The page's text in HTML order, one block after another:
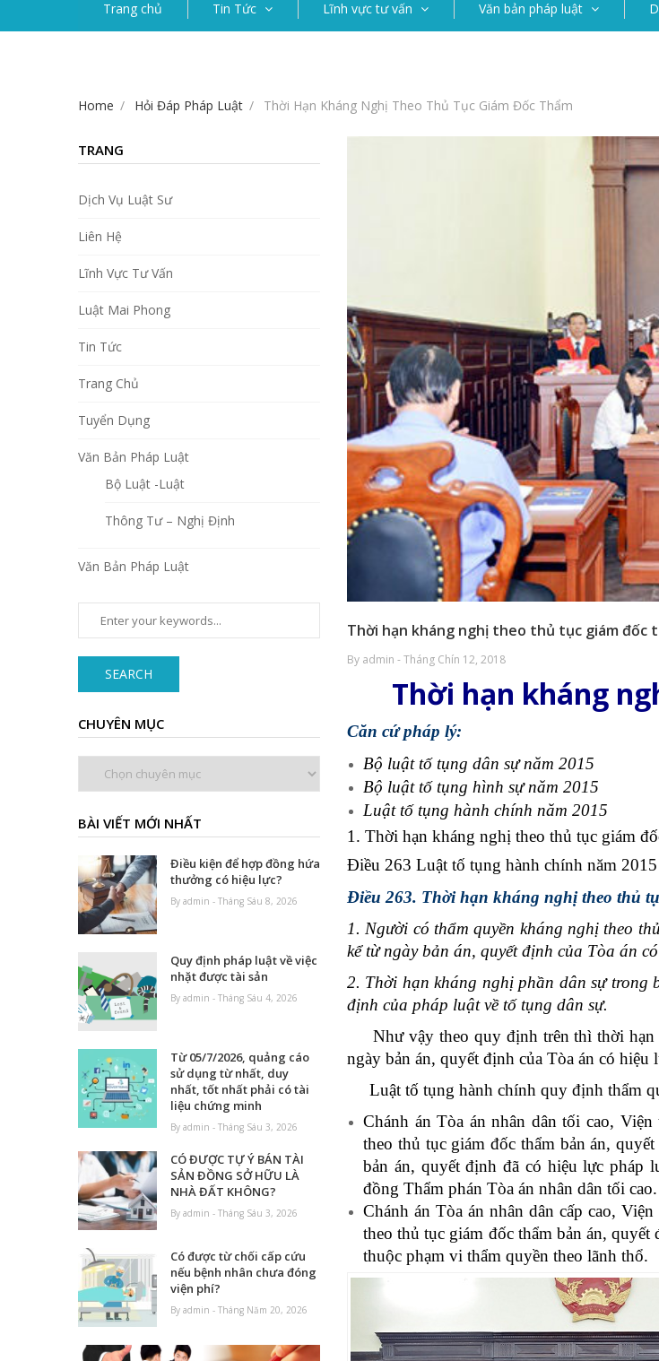
Trang chủ Tin Tức Lĩnh vực tư vấn Văn bản pháp luật
Home Hỏi Đáp Pháp Luật Thời Hạn Kháng Nghị Theo Thủ Tục Giám Đốc Thẩm
Thời hạn kháng nghị theo thủ tục giám đốc
By admin - Tháng Chín 12, 2018
Thời hạn kháng
Căn cứ pháp lý:
Bộ luật tố tụng dân sự năm 2015
Bộ luật tố tụng hình sự năm 2015
Luật tố tụng hành chính năm 2015
1. Thời hạn kháng nghị theo thủ tục giám
Điều 263 Luật tố tụng hành chính năm
Điều 263. Thời hạn kháng nghị theo thủ
1. Người có thẩm quyền kháng nghị theo
kể từ ngày bản án, quyết định của Tòa án
2. Thời hạn kháng nghị phần dân sự trong
định của pháp luật về tố tụng dân sự.
Như vậy theo quy định trên thì thời hạn
ngày bản án, quyết định của Tòa án có hiệu
Luật tố tụng hành chính quy định thẩm
Chánh án Tòa án nhân dân tối cao,
theo thủ tục giám đốc thẩm bản án,
bản án, quyết định đã có hiệu lực pháp
đồng Thẩm phán Tòa án nhân dân tối cao.
Chánh án Tòa án nhân dân cấp cao,
theo thủ tục giám đốc thẩm bản án,
thuộc phạm vi thẩm quyền theo lãnh thổ.
TRANG
Dịch Vụ Luật Sư
Liên Hệ
Lĩnh Vực Tư Vấn
Luật Mai Phong
Tin Tức
Trang Chủ
Tuyển Dụng
Văn Bản Pháp Luật
Bộ Luật -Luật
Thông Tư – Nghị Định
Văn Bản Pháp Luật
SEARCH
CHUYÊN MỤC
BÀI VIẾT MỚI NHẤT
Điều kiện để hợp đồng hứa
thưởng có hiệu lực?
By admin - Tháng Sáu 8, 2026
Quy định pháp luật về việc
nhặt được tài sản
By admin - Tháng Sáu 4, 2026
Từ 05/7/2026, quảng cáo
sử dụng từ nhất, duy
nhất, tốt nhất phải có tài
liệu chứng minh
By admin - Tháng Sáu 3, 2026
CÓ ĐƯỢC TỰ Ý BÁN TÀI
SẢN ĐỒNG SỞ HỮU LÀ
NHÀ ĐẤT KHÔNG?
By admin - Tháng Sáu 3, 2026
Có được từ chối cấp cứu
nếu bệnh nhân chưa đóng
viện phí?
By admin - Tháng Năm 20, 2026